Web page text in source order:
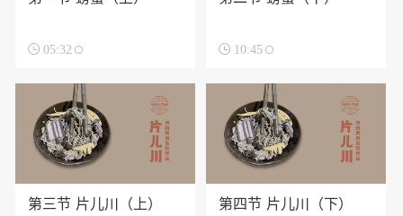
 05:32  10:45
第三节 片儿川（上） 第四节 片儿川（下）